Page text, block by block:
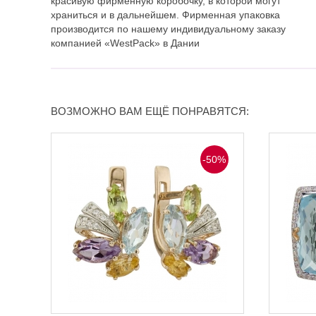
храниться и в дальнейшем. Фирменная упаковка
производится по нашему индивидуальному заказу
компанией «WestPack» в Дании
ВОЗМОЖНО ВАМ ЕЩЁ ПОНРАВЯТСЯ:
-50%